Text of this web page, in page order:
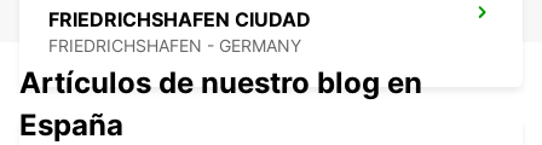
FRIEDRICHSHAFEN CIUDAD
FRIEDRICHSHAFEN - GERMANY
Artículos de nuestro blog en
España